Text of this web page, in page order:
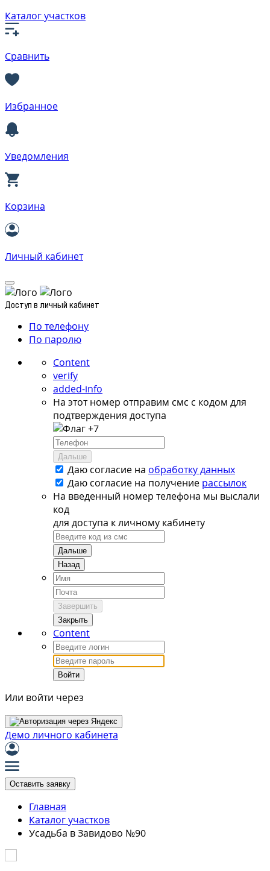
Каталог участков
Сравнить
Избранное
Уведомления
Корзина
Личный кабинет
Доступ в личный кабинет
По телефону
По паролю
Content
verify
added-info
На этот номер отправим смс с кодом для
подтверждения доступа
+7
Дальше
Даю согласие на обработку данных
Даю согласие на получение рассылок
На введенный номер телефона мы выслали
код
для доступа к личному кабинету
Дальше
Назад
Завершить
Закрыть
Content
Войти
Или войти через
Демо личного кабинета
Оставить заявку
Главная
Каталог участков
Усадьба в Завидово №90